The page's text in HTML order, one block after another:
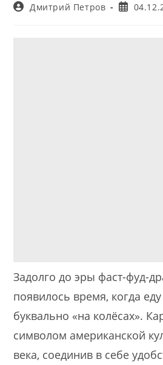
АвторДмитрий Петров
Запись
Задолго до эры фаст-фуд-
появилось время, когда
буквально «на колёсах».
символом американской
века, соединив в себе